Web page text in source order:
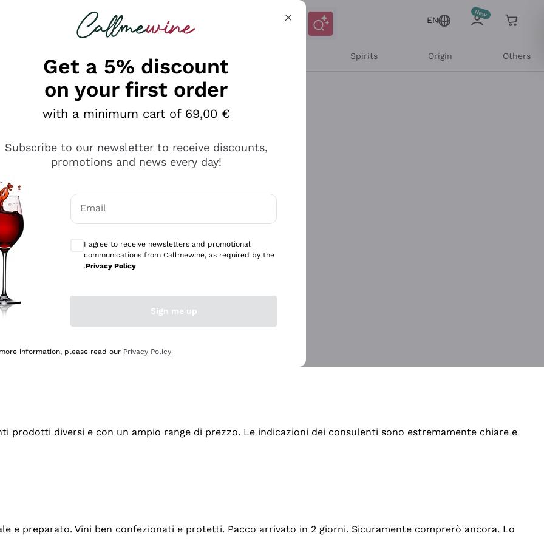
looking for
EN
Spirits Origin Others
professionalità
diversi e con un ampio range di prezzo. Le indicazioni dei consulenti sono estremamente chiare e
e preparato. Vini ben confezionati e protetti. Pacco arrivato in 2 giorni. Sicuramente comprerò ancora. Lo
Get a 5% discount
on your first order
with a minimum cart of 69,00 €
Subscribe to our newsletter to receive discounts,
promotions and news every day!
Email
I agree to receive newsletters and promotional
communications from Callmewine, as required by the
.Privacy Policy
Sign me up
information, please read our Privacy Policy